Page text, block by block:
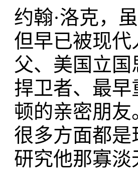
约翰·洛克，
但早已被现
父、美国立
捍卫者、最
顿的亲密朋
很多方面都
研究他那寡